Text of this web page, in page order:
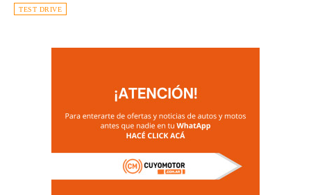
TEST DRIVE